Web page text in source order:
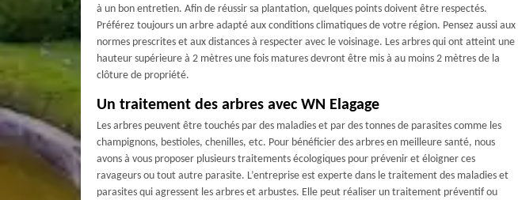
à un bon entretien. Afin de réussir sa plantation, quelques points doivent être respectés.
Préférez toujours un arbre adapté aux conditions climatiques de votre région. Pensez aussi aux
normes prescrites et aux distances à respecter avec le voisinage. Les arbres qui ont atteint une
hauteur supérieure à 2 mètres une fois matures devront être mis à au moins 2 mètres de la
clôture de propriété.
Un traitement des arbres avec WN Elagage
Les arbres peuvent être touchés par des maladies et par des tonnes de parasites comme les
champignons, bestioles, chenilles, etc. Pour bénéficier des arbres en meilleure santé, nous
avons à vous proposer plusieurs traitements écologiques pour prévenir et éloigner ces
ravageurs ou tout autre parasite. L’entreprise est experte dans le traitement des maladies et
parasites qui agressent les arbres et arbustes. Elle peut réaliser un traitement préventif ou